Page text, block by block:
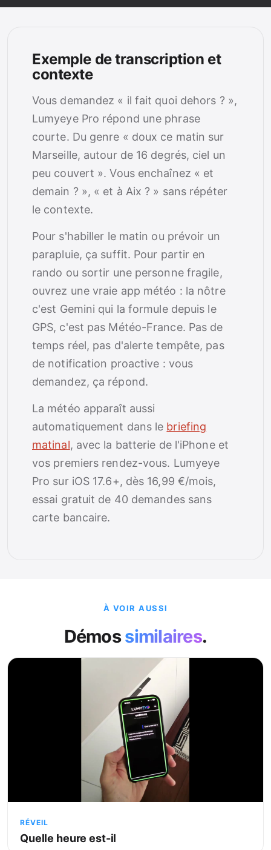
Exemple de transcription et
contexte
Vous demandez « il fait quoi dehors ? »,
Lumyeye Pro répond une phrase
courte. Du genre « doux ce matin sur
Marseille, autour de 16 degrés, ciel un
peu couvert ». Vous enchaînez « et
demain ? », « et à Aix ? » sans répéter
le contexte.
Pour s'habiller le matin ou prévoir un
parapluie, ça suffit. Pour partir en
rando ou sortir une personne fragile,
ouvrez une vraie app météo : la nôtre
c'est Gemini qui la formule depuis le
GPS, c'est pas Météo-France. Pas de
temps réel, pas d'alerte tempête, pas
de notification proactive : vous
demandez, ça répond.
La météo apparaît aussi
automatiquement dans le briefing
matinal, avec la batterie de l'iPhone et
vos premiers rendez-vous. Lumyeye
Pro sur iOS 17.6+, dès 16,99 €/mois,
essai gratuit de 40 demandes sans
carte bancaire.
À VOIR AUSSI
Démossimilaires.
RÉVEIL
Quelle heure est-il